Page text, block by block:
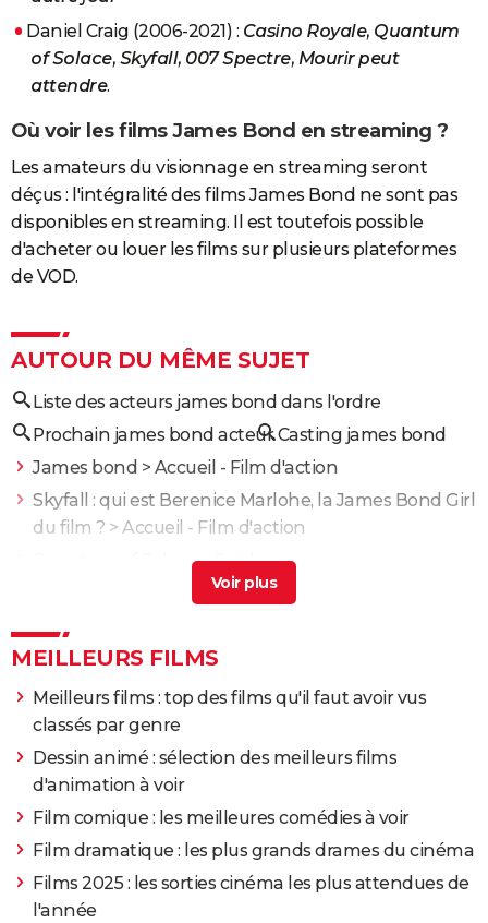
Daniel Craig (2006-2021) : Casino Royale, Quantum
of Solace, Skyfall, 007 Spectre, Mourir peut
attendre.
Où voir les films James Bond en streaming ?
Les amateurs du visionnage en streaming seront
déçus : l'intégralité des films James Bond ne sont pas
disponibles en streaming. Il est toutefois possible
d'acheter ou louer les films sur plusieurs plateformes
de VOD.
AUTOUR DU MÊME SUJET
Liste des acteurs james bond dans l'ordre
Prochain james bond acteur Casting james bond
James bond > Accueil - Film d'action
Skyfall : qui est Berenice Marlohe, la James Bond Girl
du film ? > Accueil - Film d'action
Quantum of Solace> Guide
> Guide
streaming, photos...> Guide
MEILLEURS FILMS
Meilleurs films : top des films qu'il faut avoir vus
classés par genre
Dessin animé : sélection des meilleurs films
d'animation à voir
Film comique : les meilleures comédies à voir
Film dramatique : les plus grands drames du cinéma
Films 2025 : les sorties cinéma les plus attendues de
l'année